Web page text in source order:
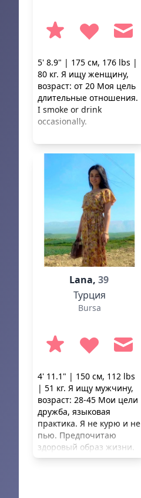
5' 8.9" | 175 см, 176 lbs |
80 кг. Я ищу женщину,
возраст: от 20 Моя цель
длительные отношения.
I smoke or drink
occasionally.
Lana,39
Турция
Bursa
4' 11.1" | 150 см, 112 lbs
| 51 кг. Я ищу мужчину,
возраст: 28-45 Мои цели
дружба, языковая
практика. Я не курю и не
пью. Предпочитаю
здоровый образ жизни.